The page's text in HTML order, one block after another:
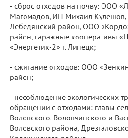
- сброс отходов на почву: ООО
Магомадов, ИП Михаил
Лебедянский район, ООО
район, гаражные кооперативы
«Энергетик-2» г. Липецк;
- сжигание отходов: ООО
район;
- несоблюдение экологических
обращении с отходами: главы
Воловского, Воловчинского и
Воловского района,